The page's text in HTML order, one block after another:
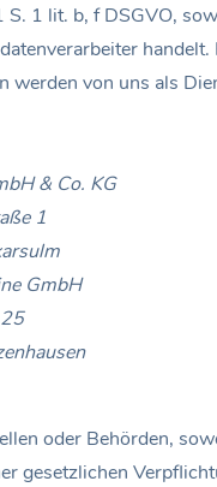
1 lit. b, f DSGVO,
handelt.
werden von uns als
& Co. KG
1
GmbH
oder Behörden,
gesetzlichen